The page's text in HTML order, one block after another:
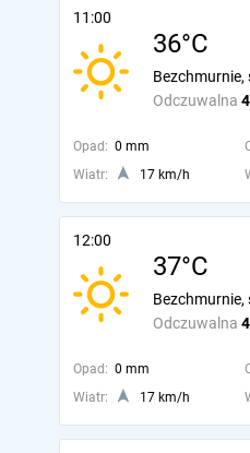
11:00
36°C
Odczuwalna
Bezchmurnie,
Opad: 0 mm
Wiatr:
17 km/h
12:00
37°C
Odczuwalna
Bezchmurnie,
Opad: 0 mm
Wiatr:
17 km/h